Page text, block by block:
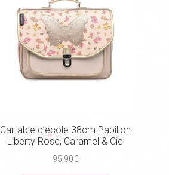
Cartable d’école 38cm Papillon
Liberty Rose, Caramel & Cie
95,90€